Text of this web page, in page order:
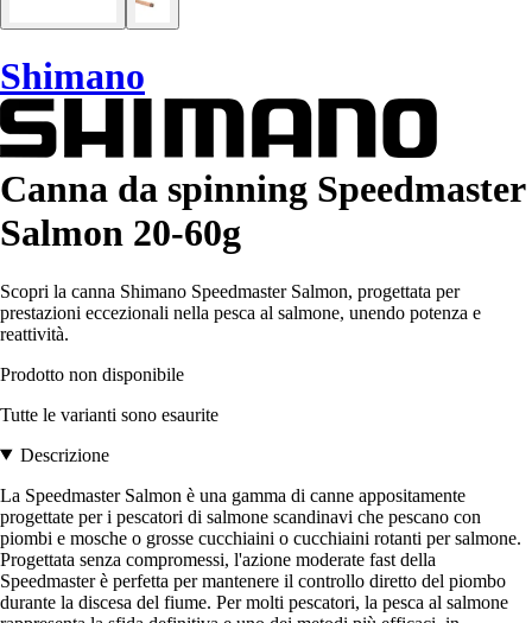
Shimano
Canna da spinning Speedmaster
Salmon 20-60g
Scopri la canna Shimano Speedmaster Salmon, progettata per
prestazioni eccezionali nella pesca al salmone, unendo potenza e
reattività.
Prodotto non disponibile
Tutte le varianti sono esaurite
Descrizione
La Speedmaster Salmon è una gamma di canne appositamente
progettate per i pescatori di salmone scandinavi che pescano con
piombi e mosche o grosse cucchiaini o cucchiaini rotanti per salmone.
Progettata senza compromessi, l'azione moderate fast della
Speedmaster è perfetta per mantenere il controllo diretto del piombo
durante la discesa del fiume. Per molti pescatori, la pesca al salmone